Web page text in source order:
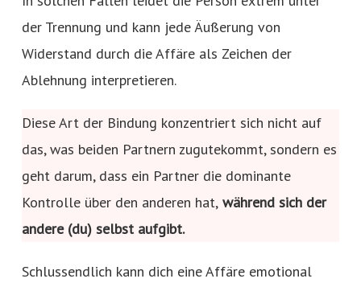
der Trennung und kann jede Äußerung von
Widerstand durch die Affäre als Zeichen der
Ablehnung interpretieren.
Diese Art der Bindung konzentriert sich nicht auf
das, was beiden Partnern zugutekommt, sondern es
geht darum, dass ein Partner die dominante
Kontrolle über den anderen hat, während sich der
andere (du) selbst aufgibt.
Schlussendlich kann dich eine Affäre emotional